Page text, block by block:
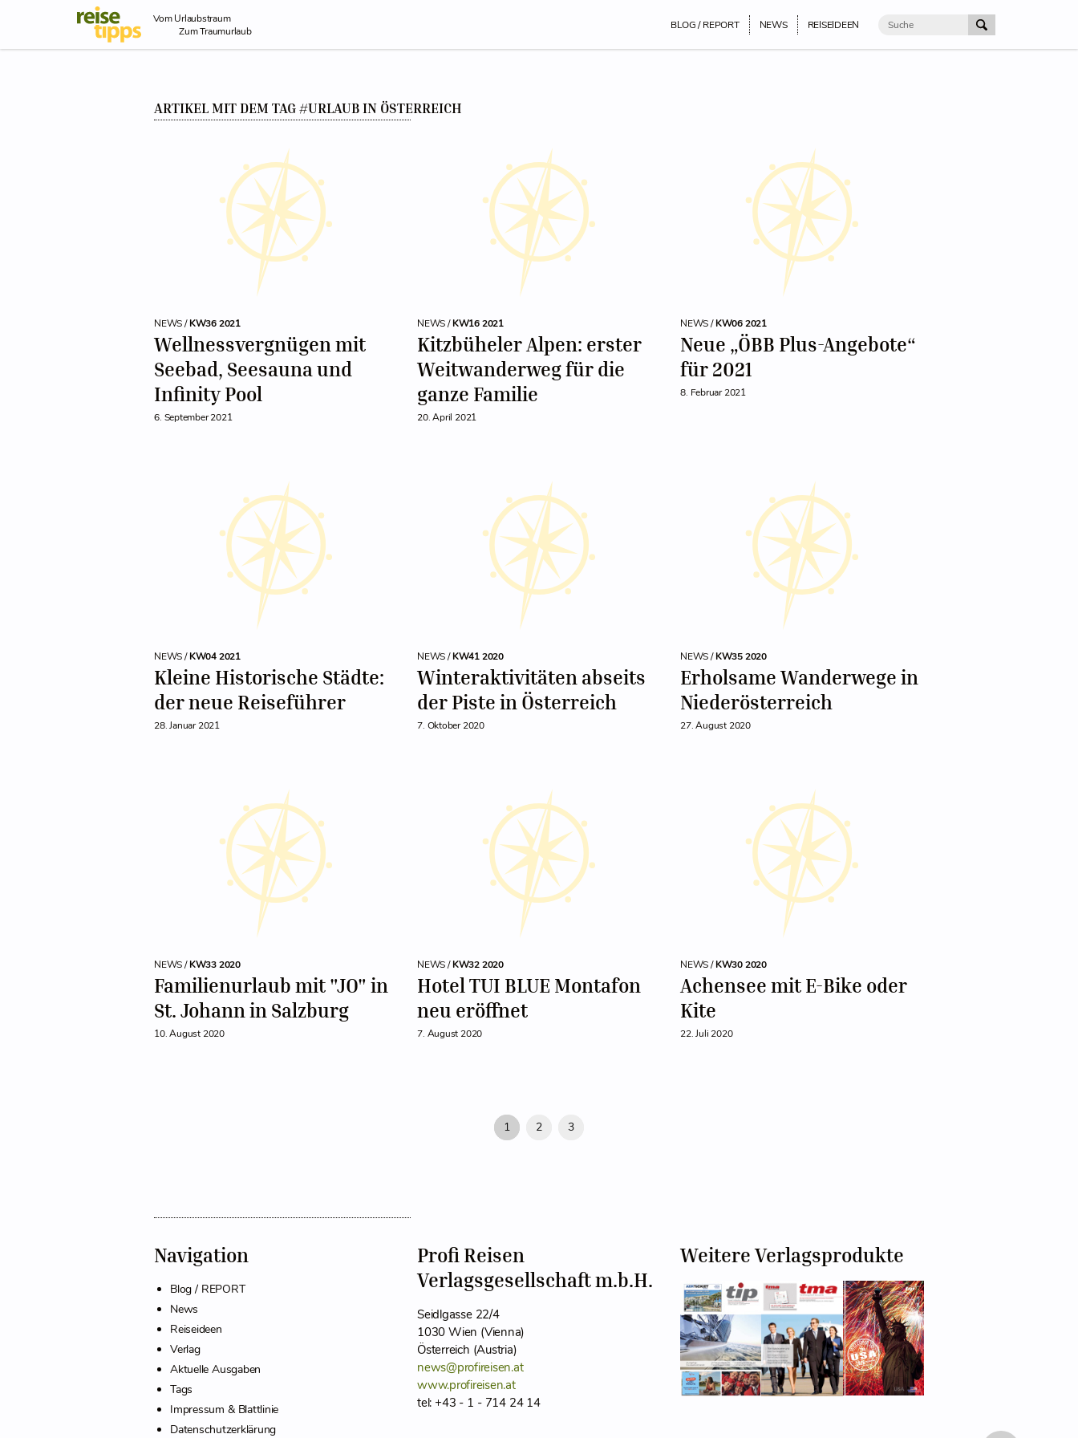
Skip to Content
Vom Urlaubstraum
Zum Traumurlaub
BLOG / REPORT NEWS REISEIDEEN
ARTIKEL MIT DEM TAG #URLAUB IN ÖSTERREICH
NEWS /KW36 2021
Wellnessvergnügen mit
Seebad, Seesauna und
Infinity Pool
6. September 2021
NEWS /KW16 2021
Kitzbüheler Alpen: erster
Weitwanderweg für die
ganze Familie
20. April 2021
NEWS /KW06 2021
Neue „ÖBB Plus-Angebote“
für 2021
8. Februar 2021
NEWS /KW04 2021
Kleine Historische Städte:
der neue Reiseführer
28. Januar 2021
NEWS /KW41 2020
Winteraktivitäten abseits
der Piste in Österreich
7. Oktober 2020
NEWS /KW35 2020
Erholsame Wanderwege in
Niederösterreich
27. August 2020
NEWS /KW33 2020
Familienurlaub mit "JO" in
St. Johann in Salzburg
10. August 2020
NEWS /KW32 2020
Hotel TUI BLUE Montafon
neu eröffnet
7. August 2020
NEWS /KW30 2020
Achensee mit E-Bike oder
Kite
22. Juli 2020
1 2 3
Navigation
Blog / REPORT
News
Reiseideen
Verlag
Aktuelle Ausgaben
Tags
Impressum & Blattlinie
Datenschutzerklärung
Profi Reisen
Verlagsgesellschaft m.b.H.
Seidlgasse 22/4
1030 Wien (Vienna)
Österreich (Austria)
news@profireisen.at
www.profireisen.at
tel: +43 - 1 - 714 24 14
Weitere Verlagsprodukte